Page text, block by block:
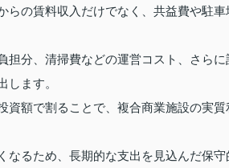
らの賃料収入だけでなく、共益費や駐
担分、清掃費などの運営コスト、さら
します。
資額で割ることで、複合商業施設の実
なるため、長期的な支出を見込んだ保